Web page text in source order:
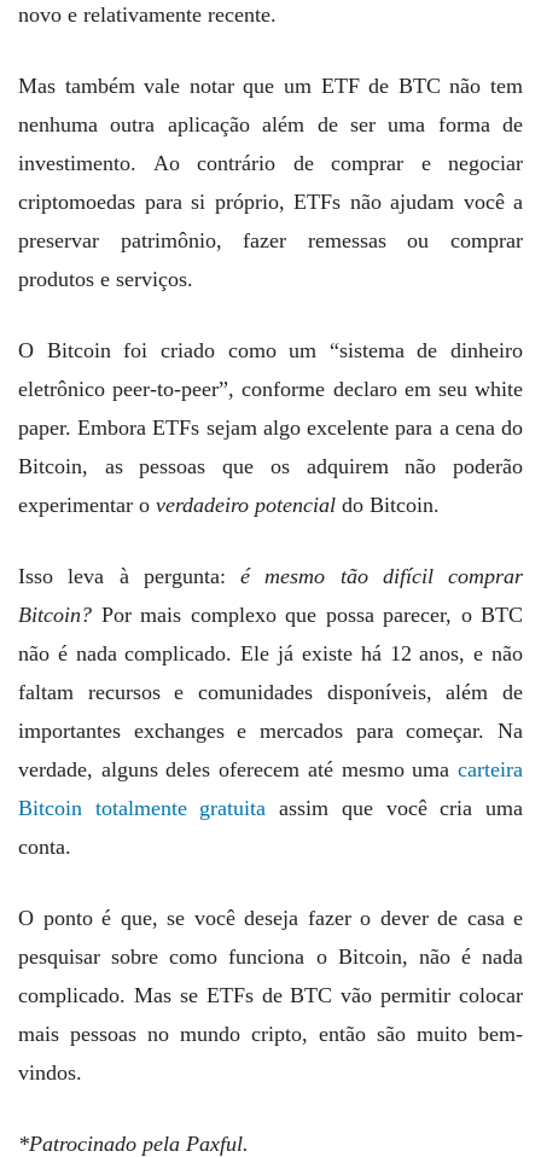
novo e relativamente recente.
Mas também vale notar que um ETF de BTC não tem
nenhuma outra aplicação além de ser uma forma de
investimento. Ao contrário de comprar e negociar
criptomoedas para si próprio, ETFs não ajudam você a
preservar patrimônio, fazer remessas ou comprar
produtos e serviços.
O Bitcoin foi criado como um “sistema de dinheiro
eletrônico peer-to-peer”, conforme declaro em seu white
paper. Embora ETFs sejam algo excelente para a cena do
Bitcoin, as pessoas que os adquirem não poderão
experimentar o verdadeiro potencial do Bitcoin.
Isso leva à pergunta: é mesmo tão difícil comprar
Bitcoin? Por mais complexo que possa parecer, o BTC
não é nada complicado. Ele já existe há 12 anos, e não
faltam recursos e comunidades disponíveis, além de
importantes exchanges e mercados para começar. Na
verdade, alguns deles oferecem até mesmo uma carteira
Bitcoin totalmente gratuita assim que você cria uma
conta.
O ponto é que, se você deseja fazer o dever de casa e
pesquisar sobre como funciona o Bitcoin, não é nada
complicado. Mas se ETFs de BTC vão permitir colocar
mais pessoas no mundo cripto, então são muito bem-
vindos.
*Patrocinado pela Paxful.